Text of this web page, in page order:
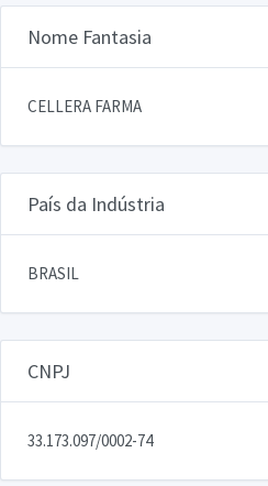
Nome Fantasia
CELLERA FARMA
País da Indústria
BRASIL
CNPJ
33.173.097/0002-74